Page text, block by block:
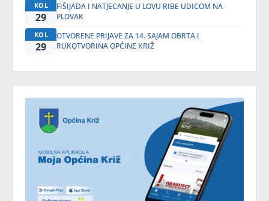
KOL
29
FIŠIJADA I NATJECANJE U LOVU RIBE UDICOM NA
PLOVAK
KOL
29
OTVORENE PRIJAVE ZA 14. SAJAM OBRTA I
RUKOTVORINA OPĆINE KRIŽ